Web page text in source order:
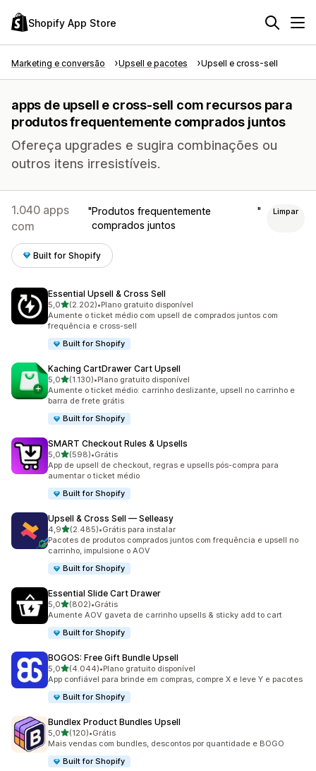
Shopify App Store
Marketing e conversão Upsell e pacotes Upsell e cross-sell
apps de upsell e cross-sell com recursos para
produtos frequentemente comprados juntos
Ofereça upgrades e sugira combinações ou
outros itens irresistíveis.
1.040 apps
com
Produtos frequentemente
comprados juntos
Limpar
Built for Shopify
Essential Upsell & Cross Sell
5,0de 5 estrelas
(2.202)
2202 avaliações ao todo
•Plano gratuito disponível
Aumente o ticket médio com upsell de comprados juntos com
frequência e cross-sell
Built for Shopify
Kaching CartDrawer Cart Upsell
5,0de 5 estrelas
(1.130)
1130 avaliações ao todo
•Plano gratuito disponível
Aumente o ticket médio: carrinho deslizante, upsell no carrinho e
barra de frete grátis
Built for Shopify
SMART Checkout Rules & Upsells
5,0de 5 estrelas
(598)
598 avaliações ao todo
•Grátis
App de upsell de checkout, regras e upsells pós-compra para
aumentar o ticket médio
Built for Shopify
Upsell & Cross Sell — Selleasy
4,9de 5 estrelas
(2.485)
2485 avaliações ao todo
•Grátis para instalar
Pacotes de produtos comprados juntos com frequência e upsell no
carrinho, impulsione o AOV
Built for Shopify
Essential Slide Cart Drawer
5,0de 5 estrelas
(802)
802 avaliações ao todo
•Grátis
Aumente AOV gaveta de carrinho upsells & sticky add to cart
Built for Shopify
BOGOS: Free Gift Bundle Upsell
5,0de 5 estrelas
(4.044)
4044 avaliações ao todo
•Plano gratuito disponível
App confiável para brinde em compras, compre X e leve Y e pacotes
Built for Shopify
Bundlex Product Bundles Upsell
5,0de 5 estrelas
(120)
120 avaliações ao todo
•Grátis
Mais vendas com bundles, descontos por quantidade e BOGO
Built for Shopify